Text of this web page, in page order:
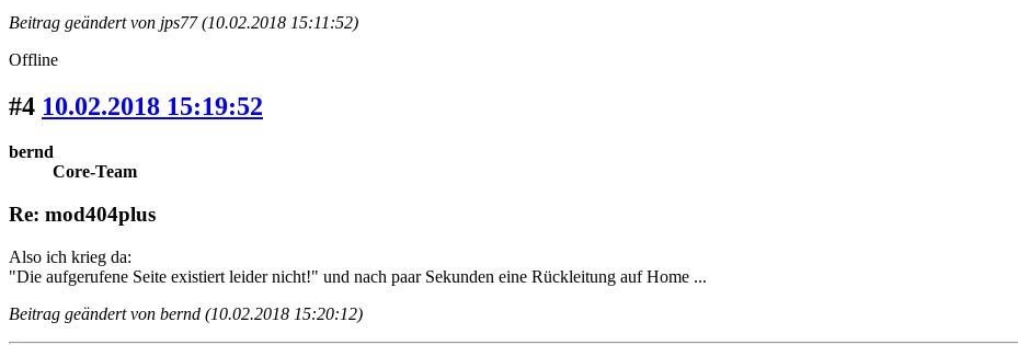
Beitrag geändert von jps77 (10.02.2018 15:11:52)
Offline
#4 10.02.2018 15:19:52
bernd
Core-Team
Re: mod404plus
Also ich krieg da:
"Die aufgerufene Seite existiert leider nicht!" und nach paar Sekunden eine Rückleitung auf Home ...
Beitrag geändert von bernd (10.02.2018 15:20:12)